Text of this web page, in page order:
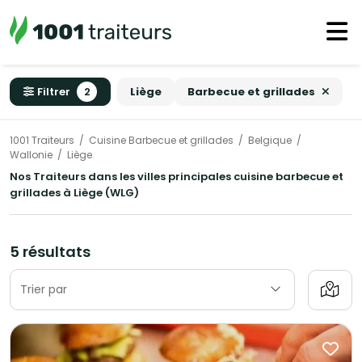
Filtrer 2 Liège Barbecue et grillades
1001 Traiteurs Cuisine Barbecue et grillades
Belgique
Wallonie
Liège
Nos Traiteurs dans les villes principales cuisine barbecue et
grillades à Liège (WLG)
5 résultats
Trier par